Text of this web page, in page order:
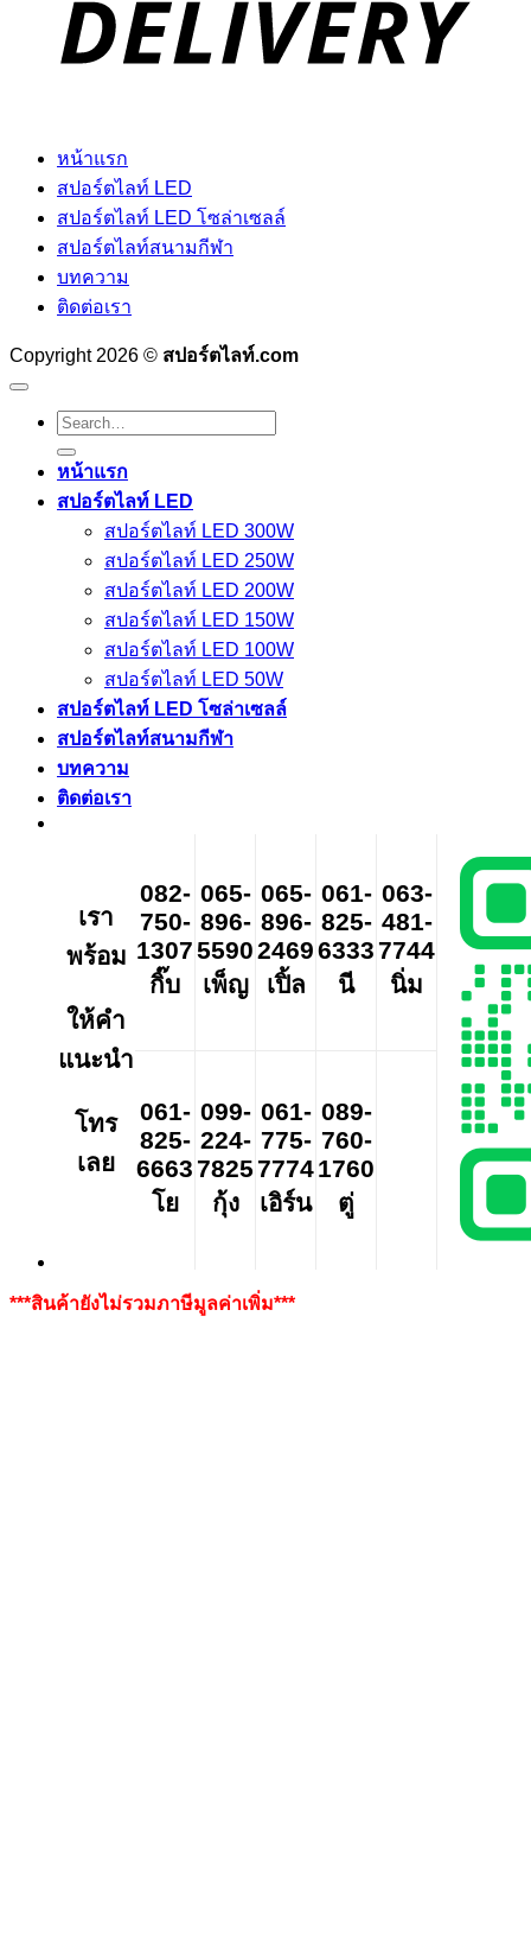
หน้าแรก
สปอร์ตไลท์ LED
สปอร์ตไลท์ LED โซล่าเซลล์
สปอร์ตไลท์สนามกีฬา
บทความ
ติดต่อเรา
Copyright 2026 © สปอร์ตไลท์.com
Search
for:
หน้าแรก
สปอร์ตไลท์ LED
สปอร์ตไลท์ LED 300W
สปอร์ตไลท์ LED 250W
สปอร์ตไลท์ LED 200W
สปอร์ตไลท์ LED 150W
สปอร์ตไลท์ LED 100W
สปอร์ตไลท์ LED 50W
สปอร์ตไลท์ LED โซล่าเซลล์
สปอร์ตไลท์สนามกีฬา
บทความ
ติดต่อเรา
เรา
พร้อม
ให้คำ
แนะนำ
โทร
เลย
082-
750-
1307
กิ๊บ
065-
896-
5590
เพ็ญ
065-
896-
2469
เปิ้ล
061-
825-
6333
นี
063-
481-
7744
นิ่ม
061-
825-
6663
โย
099-
224-
7825
กุ้ง
061-
775-
7774
เอิร์น
089-
760-
1760
ตู่
***สินค้ายังไม่รวมภาษีมูลค่าเพิ่ม***